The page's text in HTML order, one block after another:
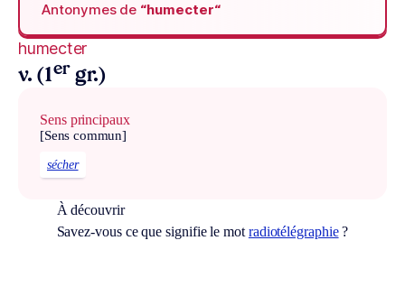
Antonymes de “humecter“
humecter
v. (1er gr.)
Sens principaux
[Sens commun]
sécher
À découvrir
Savez-vous ce que signifie le mot radiotélégraphie?